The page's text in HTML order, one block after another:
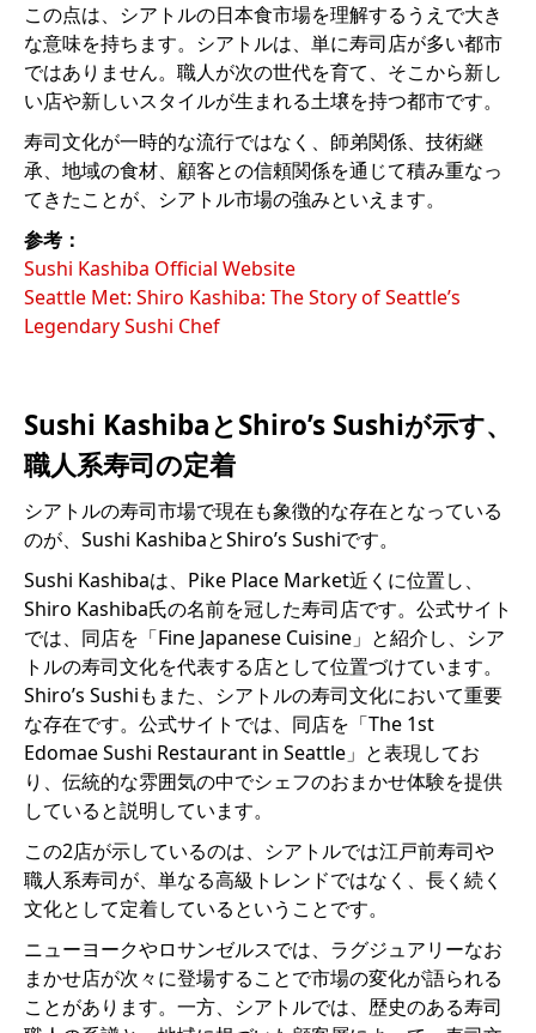
この点は、シアトルの日本食市場を理解するうえで大き
な意味を持ちます。シアトルは、単に寿司店が多い都市
ではありません。職人が次の世代を育て、そこから新し
い店や新しいスタイルが生まれる土壌を持つ都市です。
寿司文化が一時的な流行ではなく、師弟関係、技術継
承、地域の食材、顧客との信頼関係を通じて積み重なっ
てきたことが、シアトル市場の強みといえます。
参考：
Sushi Kashiba Official Website
Seattle Met: Shiro Kashiba: The Story of Seattle’s
Legendary Sushi Chef
Sushi KashibaとShiro’s Sushiが示す、
職人系寿司の定着
シアトルの寿司市場で現在も象徴的な存在となっている
のが、Sushi KashibaとShiro’s Sushiです。
Sushi Kashibaは、Pike Place Market近くに位置し、
Shiro Kashiba氏の名前を冠した寿司店です。公式サイト
では、同店を「Fine Japanese Cuisine」と紹介し、シア
トルの寿司文化を代表する店として位置づけています。
Shiro’s Sushiもまた、シアトルの寿司文化において重要
な存在です。公式サイトでは、同店を「The 1st
Edomae Sushi Restaurant in Seattle」と表現してお
り、伝統的な雰囲気の中でシェフのおまかせ体験を提供
していると説明しています。
この2店が示しているのは、シアトルでは江戸前寿司や
職人系寿司が、単なる高級トレンドではなく、長く続く
文化として定着しているということです。
ニューヨークやロサンゼルスでは、ラグジュアリーなお
まかせ店が次々に登場することで市場の変化が語られる
ことがあります。一方、シアトルでは、歴史のある寿司